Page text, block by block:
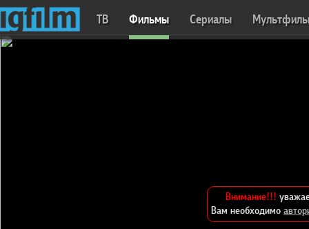
ТВ Фильмы Сериалы
Внимание!!!
Вам необходимо